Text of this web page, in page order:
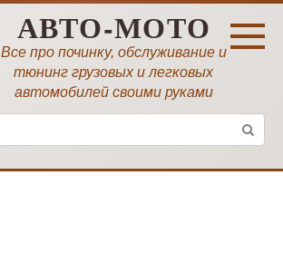
АВТО-МОТО
Все про починку, обслуживание и
тюнинг грузовых и легковых
автомобилей своими руками